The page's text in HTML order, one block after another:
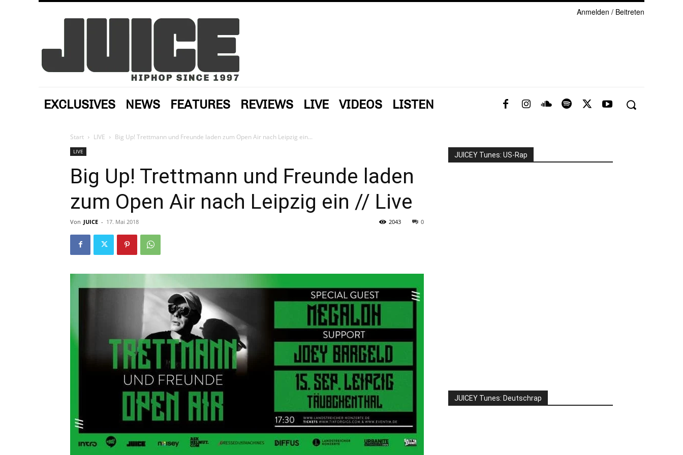
Anmelden / Beitreten
EXCLUSIVES NEWS FEATURES REVIEWS LIVE VIDEOS LISTEN
Start LIVE Big Up! Trettmann und Freunde laden zum Open Air nach Leipzig ein...
LIVE
Big Up! Trettmann und Freunde laden
zum Open Air nach Leipzig ein // Live
Von JUICE - 17. Mai 2018 0
2043
JUICEY Tunes: US-Rap
JUICEY Tunes: Deutschrap